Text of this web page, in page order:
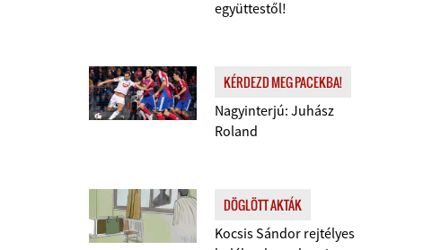
együttestől!
KÉRDEZD MEG PACEKBA!
Nagyinterjú: Juhász
Roland
DÖGLÖTT AKTÁK
Kocsis Sándor rejtélyes